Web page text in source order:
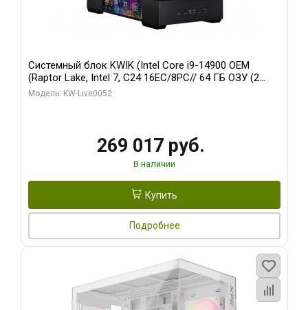
Системный блок KWIK (Intel Core i9-14900 OEM
(Raptor Lake, Intel 7, C24 16EC/8PC// 64 ГБ ОЗУ (2
модуля)/ Palit RTX5080 GAMINGPRO OC 16GB GDDR7
Модель: KW-Live0052
269 017 руб.
В наличии
Купить
Подробнее